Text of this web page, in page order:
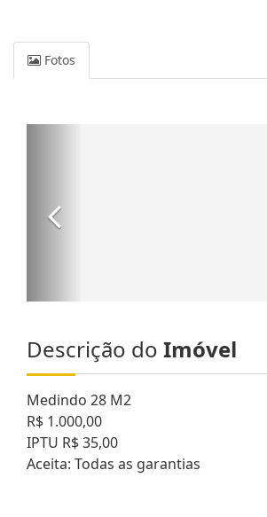
Fotos
Descrição do Imóvel
Medindo 28 M2
R$ 1.000,00
IPTU R$ 35,00
Aceita: Todas as garantias